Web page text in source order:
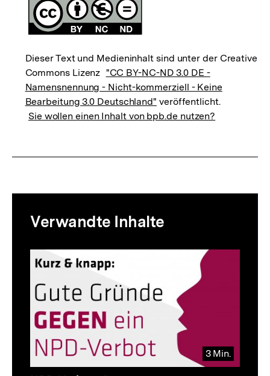
Dieser Text und Medieninhalt sind unter der Creative
Commons Lizenz "CC BY-NC-ND 3.0 DE -
Namensnennung - Nicht-kommerziell - Keine
Bearbeitung 3.0 Deutschland" veröffentlicht.
Sie wollen einen Inhalt von bpb.de nutzen?
zur
Thematik
Verwandte Inhalte
Inhaltskarussell
überspringen
3 Min.